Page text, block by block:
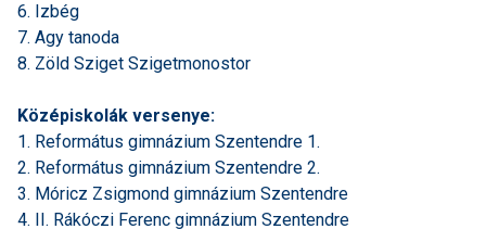
6. Izbég
7. Agy tanoda
8. Zöld Sziget Szigetmonostor
Középiskolák versenye:
1. Református gimnázium Szentendre 1.
2. Református gimnázium Szentendre 2.
3. Móricz Zsigmond gimnázium Szentendre
4. II. Rákóczi Ferenc gimnázium Szentendre